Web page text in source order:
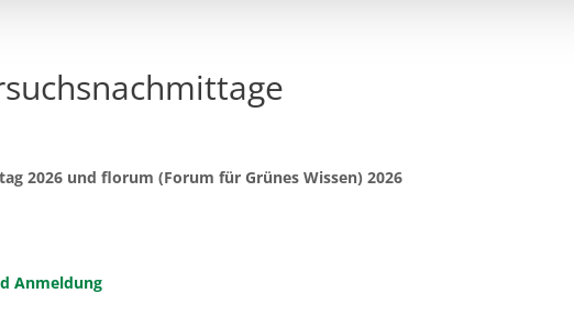
2026 und florum (Forum für Grünes Wissen) 2026
Anmeldung